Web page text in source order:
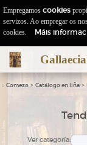
Gallaecia
:: Comezo > Catálogo en liña >
Ver categoría:
Empregamos cookies
servizos. Ao empregar os
cookies.
Máis